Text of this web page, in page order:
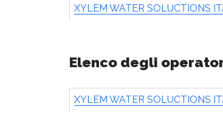
XYLEM WATER SOLUCTIONS
Elenco degli
XYLEM WATER SOLUCTIONS